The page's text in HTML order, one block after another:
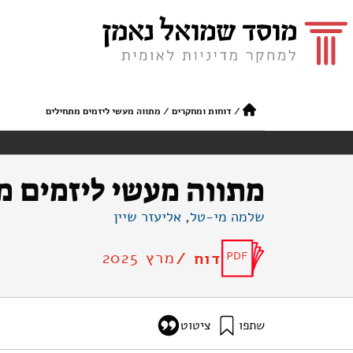
/דוחות ומחקרים / מתווה מעשי ליזמים מתחילים
מתווה מעשי ליזמים
שלמה מי-טל, אליעזר שיין
דוח /מרץ 2025
שתפו ציטוט